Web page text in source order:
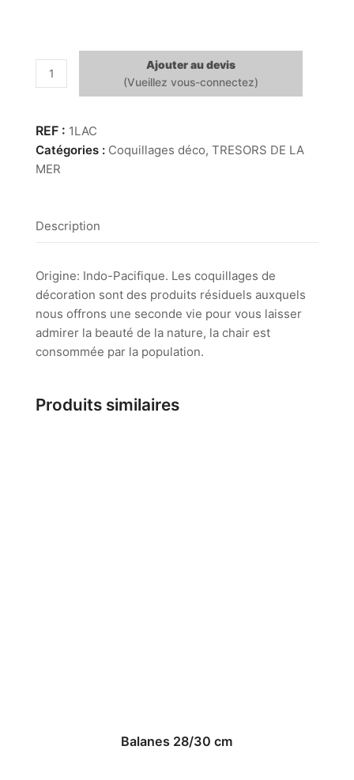
quantité
de
Chiragra
Ajouter au devis
1LAC
Catégories : Coquillages déco, TRESORS DE LA
MER
Description
Origine: Indo-Pacifique. Les coquillages de
décoration sont des produits résiduels auxquels
nous offrons une seconde vie pour vous laisser
admirer la beauté de la nature, la chair est
consommée par la population.
Produits similaires
Balanes 28/30 cm